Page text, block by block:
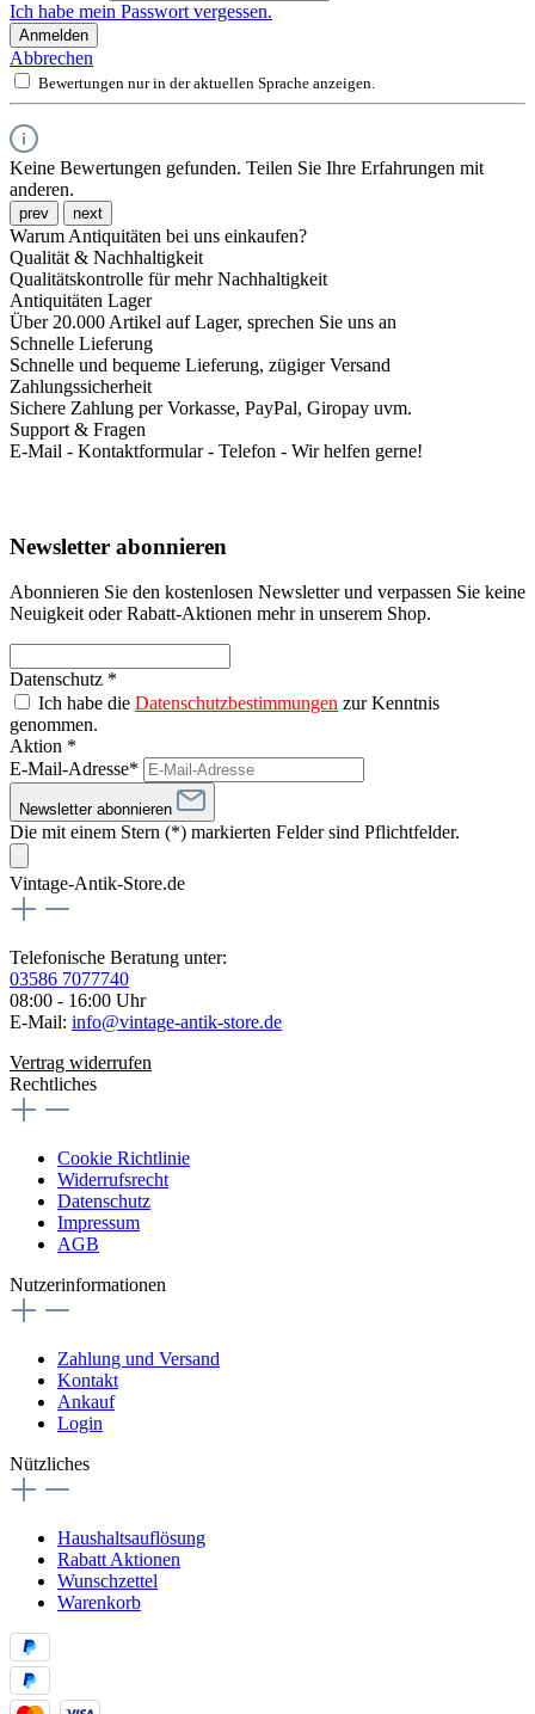
Ich habe mein Passwort vergessen.
Anmelden
Abbrechen
Bewertungen nur in der aktuellen Sprache anzeigen.
Keine Bewertungen gefunden. Teilen Sie Ihre Erfahrungen mit
anderen.
prev next
Warum Antiquitäten bei uns einkaufen?
Qualität & Nachhaltigkeit
Qualitätskontrolle für mehr Nachhaltigkeit
Antiquitäten Lager
Über 20.000 Artikel auf Lager, sprechen Sie uns an
Schnelle Lieferung
Schnelle und bequeme Lieferung, zügiger Versand
Zahlungssicherheit
Sichere Zahlung per Vorkasse, PayPal, Giropay uvm.
Support & Fragen
E-Mail - Kontaktformular - Telefon - Wir helfen gerne!
Newsletter abonnieren
Abonnieren Sie den kostenlosen Newsletter und verpassen Sie keine
Neuigkeit oder Rabatt-Aktionen mehr in unserem Shop.
Datenschutz *
Ich habe die Datenschutzbestimmungen zur Kenntnis
genommen.
Aktion *
E-Mail-Adresse*
Newsletter abonnieren
Die mit einem Stern (*) markierten Felder sind Pflichtfelder.
Vintage-Antik-Store.de
Telefonische Beratung unter:
03586 7077740
08:00 - 16:00 Uhr
E-Mail: info@vintage-antik-store.de
Vertrag widerrufen
Rechtliches
Cookie Richtlinie
Widerrufsrecht
Datenschutz
Impressum
AGB
Nutzerinformationen
Zahlung und Versand
Kontakt
Ankauf
Login
Nützliches
Haushaltsauflösung
Rabatt Aktionen
Wunschzettel
Warenkorb